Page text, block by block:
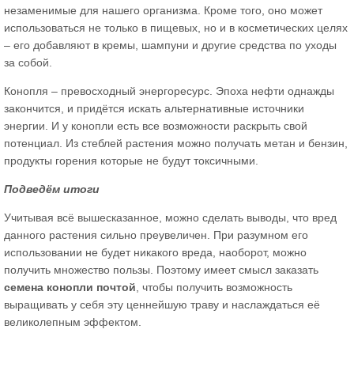
незаменимые для нашего организма. Кроме того, оно может
использоваться не только в пищевых, но и в косметических целях
– его добавляют в кремы, шампуни и другие средства по уходы
за собой.
Конопля – превосходный энергоресурс. Эпоха нефти однажды
закончится, и придётся искать альтернативные источники
энергии. И у конопли есть все возможности раскрыть свой
потенциал. Из стеблей растения можно получать метан и бензин,
продукты горения которые не будут токсичными.
Подведём итоги
Учитывая всё вышесказанное, можно сделать выводы, что вред
данного растения сильно преувеличен. При разумном его
использовании не будет никакого вреда, наоборот, можно
получить множество пользы. Поэтому имеет смысл заказать
семена конопли почтой , чтобы получить возможность
выращивать у себя эту ценнейшую траву и наслаждаться её
великолепным эффектом.